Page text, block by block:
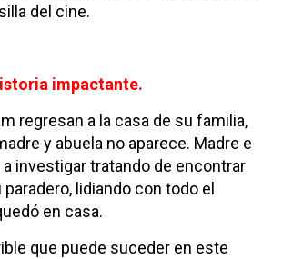
del cine.
impactante.
regresan a la casa de su familia,
y abuela no aparece. Madre e
investigar tratando de encontrar
lidiando con todo el
en casa.
que puede suceder en este